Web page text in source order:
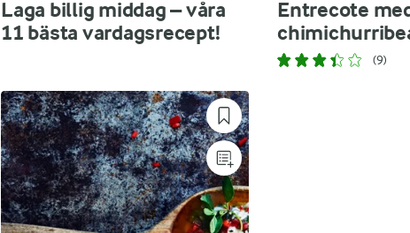
Laga billig middag – våra
11 bästa vardagsrecept!
Entrecote
(9)